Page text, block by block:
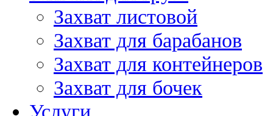
Захват листовой
Захват для барабанов
Захват для контейнеров
Захват для бочек
Услуги